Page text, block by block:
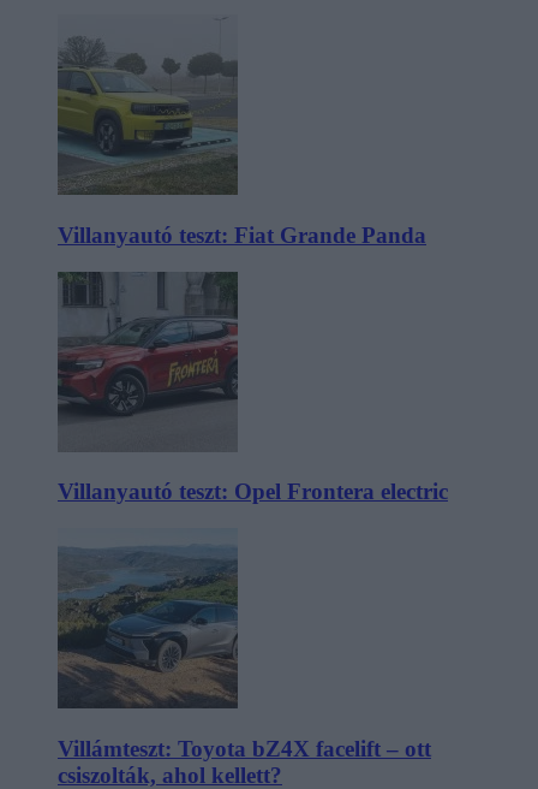
Villanyautó teszt: Fiat Grande Panda
Villanyautó teszt: Opel Frontera electric
Villámteszt: Toyota bZ4X facelift – ott
csiszolták, ahol kellett?